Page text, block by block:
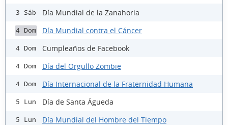
3 Sáb Día Mundial de la Zanahoria
4 Dom Día Mundial contra el Cáncer
4 Dom Cumpleaños de Facebook
4 Dom Día del Orgullo Zombie
4 Dom Día Internacional de la Fraternidad Humana
5 Lun Día de Santa Águeda
5 Lun Día Mundial del Hombre del Tiempo